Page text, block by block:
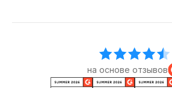
на основе отзывов